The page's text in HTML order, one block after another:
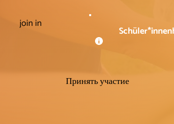
join in
Принять участие